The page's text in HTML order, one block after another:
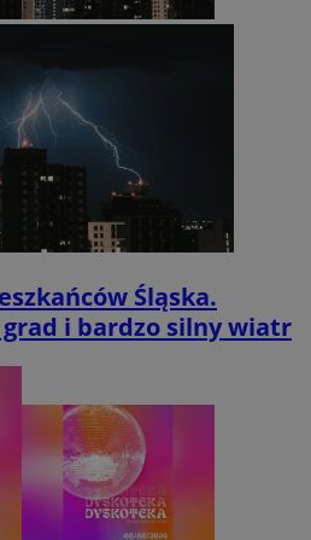
Śląska.
i bardzo silny wiatr